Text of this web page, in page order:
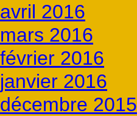
avril 2016
mars 2016
février 2016
janvier 2016
décembre 2015